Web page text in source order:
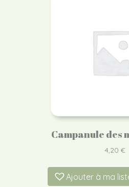
Campanule des
4,20 €
Ajouter à ma